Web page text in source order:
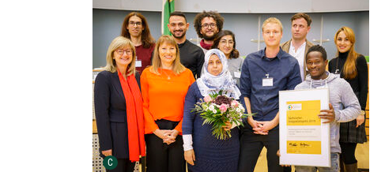
C Urheber der Grafik: